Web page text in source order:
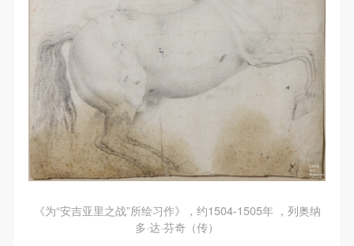
《为“安吉亚里之战”所绘习作》，约1504-1505年 ，列奥纳
多·达·芬奇（传）